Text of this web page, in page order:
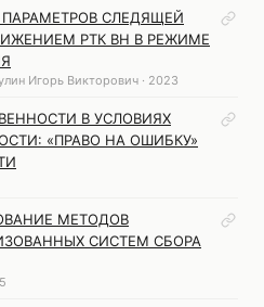
СЛЕДЯЩЕЙ
РТК ВН В РЕЖИМЕ
Игорь Викторович · 2023
В УСЛОВИЯХ
«ПРАВО НА ОШИБКУ»
МЕТОДОВ
СИСТЕМ СБОРА